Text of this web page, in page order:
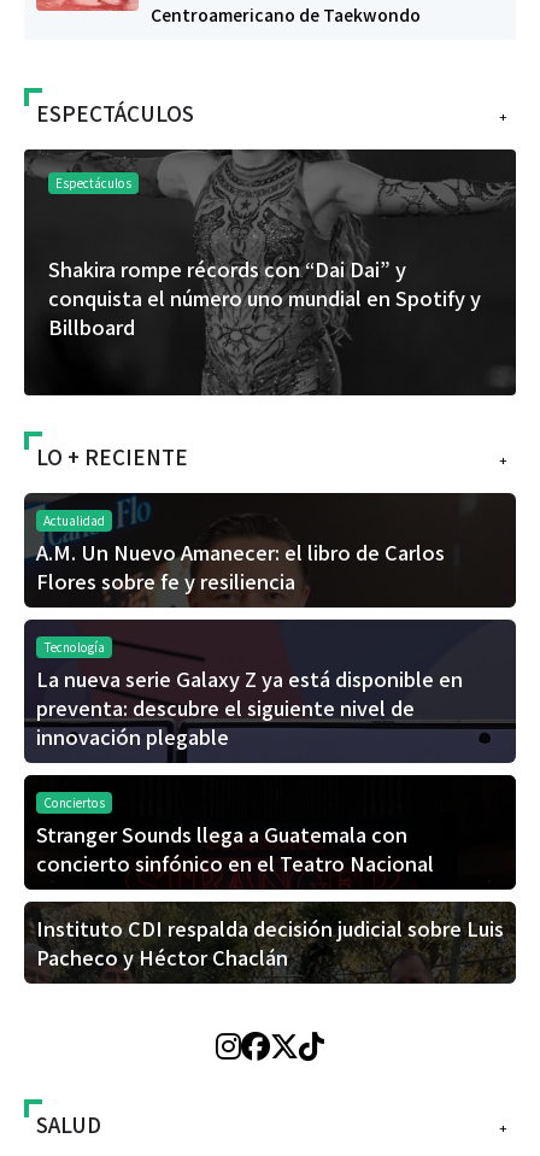
Centroamericano de Taekwondo
+
ESPECTÁCULOS
Espectáculos
“Donde quiera que estés” el primer capítulo
del universo de “FRAGMENTOS” su próximo
álbum de estudio
+
LO + RECIENTE
Actualidad
A.M. Un Nuevo Amanecer: el libro de Carlos
Flores sobre fe y resiliencia
Tecnología
La nueva serie Galaxy Z ya está disponible en
preventa: descubre el siguiente nivel de
innovación plegable
Conciertos
Stranger Sounds llega a Guatemala con
concierto sinfónico en el Teatro Nacional
Instituto CDI respalda decisión judicial sobre Luis
Pacheco y Héctor Chaclán
+
SALUD